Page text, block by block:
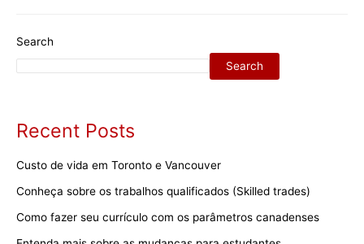
escolher
o
acesso
universidade
Search
Search
Recent Posts
Custo de vida em Toronto e Vancouver
Conheça sobre os trabalhos qualificados (Skilled trades)
Como fazer seu currículo com os parâmetros canadenses